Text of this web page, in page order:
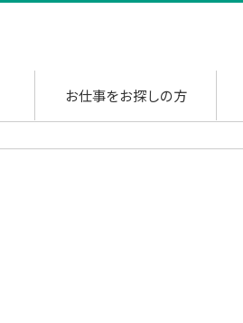
お仕事をお探しの方